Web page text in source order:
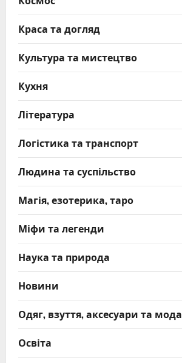
Краса та догляд
Культура та мистецтво
Кухня
Література
Логістика та транспорт
Людина та суспільство
Магія, езотерика, таро
Міфи та легенди
Наука та природа
Новини
Одяг, взуття, аксесуари та мода
Освіта